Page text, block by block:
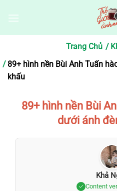
qua
Trang Chủ
89+ hình nền Bùi Anh Tuấn
khấu
89+ hình nền Bùi
dưới ánh
Khả
Content